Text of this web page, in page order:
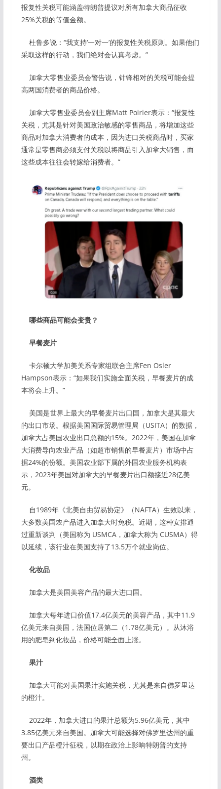
报复性关税可能涵盖特朗普提议对所有加拿大商品征收
25%关税的等值金额。
杜鲁多说：“我支持‘一对一’的报复性关税原则。如果他们
采取这样的行动，我们绝对会认真考虑。”
加拿大零售业委员会警告说，针锋相对的关税可能会提
高两国消费者的商品价格。
加拿大零售业委员会副主席Matt Poirier表示：“报复性
关税，尤其是针对美国政治敏感的零售商品，将增加这些
商品对加拿大消费者的成本，因为进口关税商品时，买家
通常是零售商必须支付关税以将商品引入加拿大销售，而
这些成本往往会转嫁给消费者。”
哪些商品可能会变贵？
早餐麦片
卡尔顿大学加美关系专家组联合主席Fen Osler
Hampson表示：“如果我们实施全面关税，早餐麦片的成
本将会上升。”
美国是世界上最大的早餐麦片出口国，加拿大是其最大
的出口市场。根据美国国际贸易管理局（USITA）的数据，
加拿大占美国农业出口总额的15%。2022年，美国在加拿
大消费导向农业产品（如超市销售的早餐麦片）市场中占
据24%的份额。美国农业部下属的外国农业服务机构表
示，2023年美国对加拿大的早餐麦片出口额接近28亿美
元。
自1989年《北美自由贸易协定》（NAFTA）生效以来，
大多数美国农产品进入加拿大时免税。近期，这种安排通
过重新谈判（美国称为 USMCA，加拿大称为 CUSMA）得
以延续，该行业在美国支持了13.5万个就业岗位。
化妆品
加拿大是美国美容产品的最大进口国。
加拿大每年进口价值17.4亿美元的美容产品，其中11.9
亿美元来自美国，法国位居第二（1.78亿美元）。从沐浴
用的肥皂到化妆品，价格可能全面上涨。
果汁
加拿大可能对美国果汁实施关税，尤其是来自佛罗里达
的橙汁。
2022年，加拿大进口的果汁总额为5.96亿美元，其中
3.85亿美元来自美国。加拿大可能选择对佛罗里达州的重
要出口产品橙汁征税，以期在政治上影响特朗普的支持
州。
酒类